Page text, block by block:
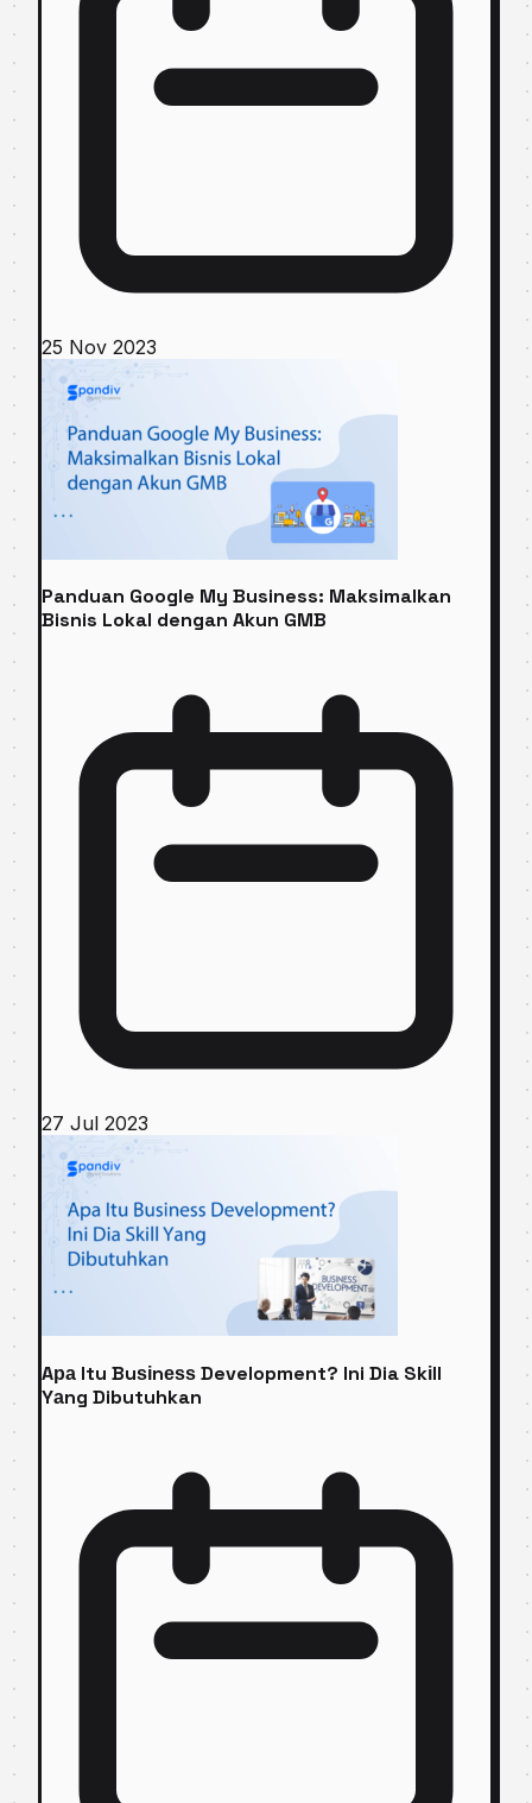
25 Nov 2023
Panduan Google My Business: Maksimalkan
Bisnis Lokal dengan Akun GMB
27 Jul 2023
Aра Itu Buѕіnеѕѕ Development? Ini Dia Skіll
Yаng Dibutuhkan